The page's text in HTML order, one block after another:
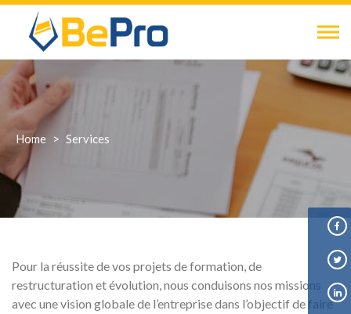
Skip
content
Home > Services
Pour la réussite de vos projets de formation, de
restructuration et évolution, nous conduisons nos missions
avec une vision globale de l’entreprise dans l’objectif de faire